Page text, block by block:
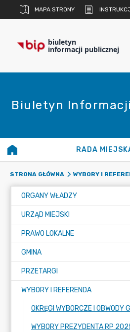
MAPA STRONY
biuletyn
informacji publicznej
Biuletyn
RADA
STRONA GŁÓWNA WYBORY I
ORGANY WŁADZY
URZĄD MIEJSKI
PRAWO LOKALNE
GMINA
PRZETARGI
WYBORY I REFERENDA